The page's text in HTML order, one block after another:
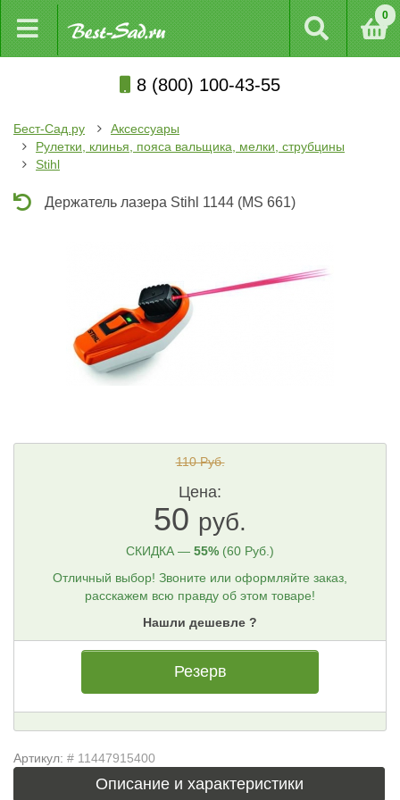
0
8 (800) 100-43-55
Бест-Сад.ру
Аксессуары
Рулетки, клинья, пояса вальщика, мелки, струбцины
Stihl
Держатель лазера Stihl 1144 (MS 661)
110 Руб.
Цена:
50 руб.
СКИДКА — 55% (60 Руб.)
Отличный выбор! Звоните или оформляйте заказ,
расскажем всю правду об этом товаре!
Нашли дешевле ?
Резерв
Артикул: # 11447915400
Описание и характеристики